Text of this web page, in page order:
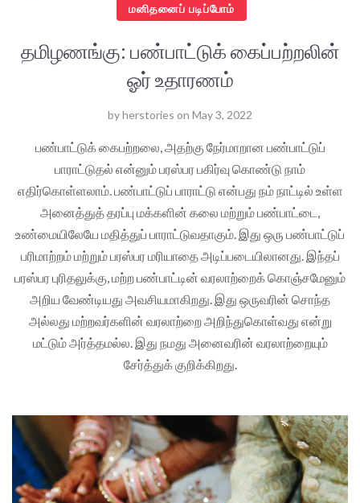
மனிதனைப் படிப்போம்
தமிழணங்கு: பண்பாட்டுக் கைப்பற்றலின்
ஓர் உதாரணம்
byherstories on May 3, 2022
பண்பாட்டுக் கைபற்றலை, அதற்கு நேர்மாறான பண்பாட்டுப்
பாராட்டுதல் என்னும் பரஸ்பர பகிர்வு கொண்டு நாம்
எதிர்கொள்ளலாம். பண்பாட்டுப் பாராட்டு என்பது நம் நாட்டில் உள்ள
அனைத்துத் தரப்பு மக்களின் கலை மற்றும் பண்பாட்டை,
உண்மையிலேயே மதித்துப் பாராட்டுவதாகும். இது ஒரு பண்பாட்டுப்
பரிமாற்றம் மற்றும் பரஸ்பர மரியாதை அடிப்படையிலானது. இந்தப்
பரஸ்பர புரிதலுக்கு, மற்ற பண்பாட்டின் வரலாற்றைக் கொஞ்சமேனும்
அறிய வேண்டியது அவசியமாகிறது. இது ஒருவரின் சொந்த
அல்லது மற்றவர்களின் வரலாற்றை அறிந்துகொள்வது என்று
மட்டும் அர்த்தமல்ல. இது நமது அனைவரின் வரலாற்றையும்
சேர்த்துக் குறிக்கிறது.